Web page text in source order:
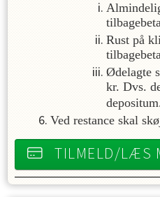
Rust på
Ødelagte
kr. Dvs.
Ved restance skal
TILMELD/LÆS